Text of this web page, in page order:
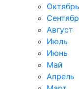
Октябрь
Август
Июль
Июнь
Май
Апрель